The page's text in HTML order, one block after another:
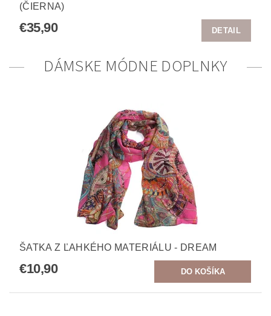
(ČIERNA)
€35,90 DETAIL
DÁMSKE MÓDNE DOPLNKY
ŠATKA Z ĽAHKÉHO MATERIÁLU - DREAM
€10,90